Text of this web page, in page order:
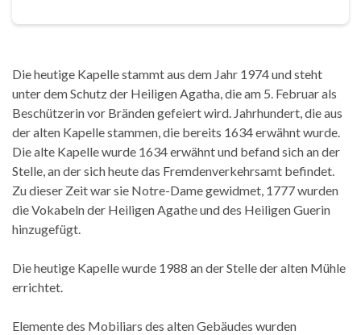
Die heutige Kapelle stammt aus dem Jahr 1974 und steht
unter dem Schutz der Heiligen Agatha, die am 5. Februar als
Beschützerin vor Bränden gefeiert wird. Jahrhundert, die aus
der alten Kapelle stammen, die bereits 1634 erwähnt wurde.
Die alte Kapelle wurde 1634 erwähnt und befand sich an der
Stelle, an der sich heute das Fremdenverkehrsamt befindet.
Zu dieser Zeit war sie Notre-Dame gewidmet, 1777 wurden
die Vokabeln der Heiligen Agathe und des Heiligen Guerin
hinzugefügt.
Die heutige Kapelle wurde 1988 an der Stelle der alten Mühle
errichtet.
Elemente des Mobiliars des alten Gebäudes wurden